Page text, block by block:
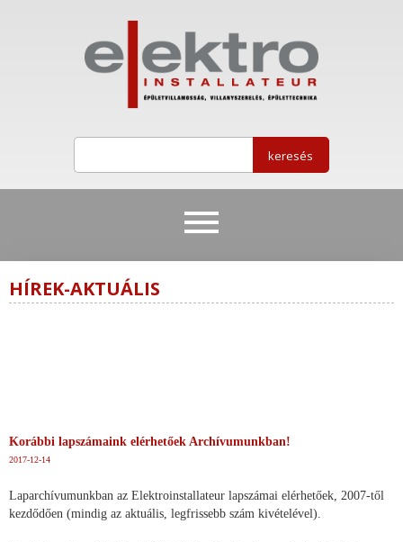
HÍREK-AKTUÁLIS
Korábbi lapszámaink elérhetőek Archívumunkban!
2017-12-14
Laparchívumunkban az Elektroinstallateur lapszámai elérhetőek, 2007-től
kezdődően (mindig az aktuális, legfrissebb szám kivételével).